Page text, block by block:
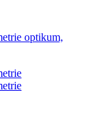
optikum,